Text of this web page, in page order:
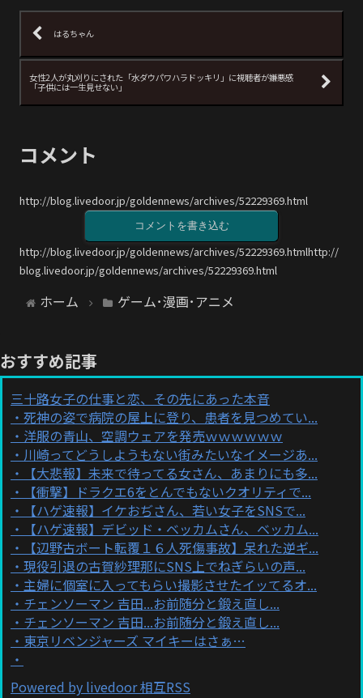
はるちゃん
女性2人が丸刈りにされた「水ダウパワハラドッキリ」に視聴者が嫌悪感
「子供には一生見せない」
コメント
http://blog.livedoor.jp/goldennews/archives/52229369.html
コメントを書き込む
http://blog.livedoor.jp/goldennews/archives/52229369.htmlhttp://
blog.livedoor.jp/goldennews/archives/52229369.html
ホーム ゲーム･漫画･アニメ
おすすめ記事
三十路女子の仕事と恋、その先にあった本音
死神の姿で病院の屋上に登り、患者を見つめてい...
洋服の青山、空調ウェアを発売ｗｗｗｗｗｗ
川崎ってどうしようもない街みたいなイメージあ...
【大悲報】未来で待ってる女さん、あまりにも多...
【衝撃】ドラクエ6をとんでもないクオリティで...
【ハゲ速報】イケおぢさん、若い女子をSNSで...
【ハゲ速報】デビッド・ベッカムさん、ベッカム...
【辺野古ボート転覆１６人死傷事故】呆れた逆ギ...
現役引退の古賀紗理那にSNS上でねぎらいの声...
主婦に個室に入ってもらい撮影させたイッてるオ...
チェンソーマン 吉田...お前随分と鍛え直し...
チェンソーマン 吉田...お前随分と鍛え直し...
東京リベンジャーズ マイキーはさぁ…
Powered by livedoor 相互RSS